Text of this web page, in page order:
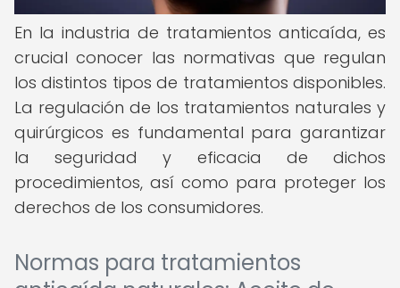
En la industria de tratamientos anticaída, es
crucial conocer las normativas que regulan
los distintos tipos de tratamientos disponibles.
La regulación de los tratamientos naturales y
quirúrgicos es fundamental para garantizar
la seguridad y eficacia de dichos
procedimientos, así como para proteger los
derechos de los consumidores.
Normas para tratamientos